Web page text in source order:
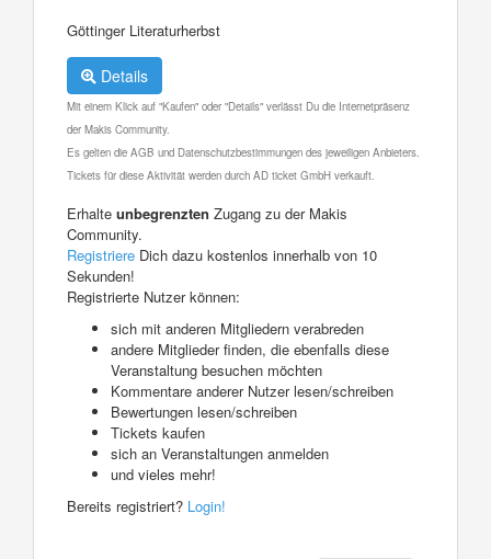
Göttinger Literaturherbst
Details
Mit einem Klick auf "Kaufen" oder "Details" verlässt Du die Internetpräsenz
der Makis Community.
Es gelten die AGB und Datenschutzbestimmungen des jeweiligen Anbieters.
Tickets für diese Aktivität werden durch AD ticket GmbH verkauft.
Erhalte unbegrenzten Zugang zu der Makis
Community.
Registriere Dich dazu kostenlos innerhalb von 10
Sekunden!
Registrierte Nutzer können:
sich mit anderen Mitgliedern verabreden
andere Mitglieder finden, die ebenfalls diese
Veranstaltung besuchen möchten
Kommentare anderer Nutzer lesen/schreiben
Bewertungen lesen/schreiben
Tickets kaufen
sich an Veranstaltungen anmelden
und vieles mehr!
Bereits registriert? Login!